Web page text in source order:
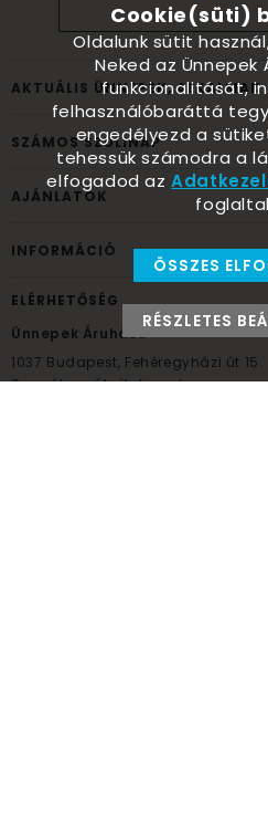
AKTUÁLIS ÜNNEPEK, ALKALMAK
SZÁMOS SZÜLINAP
AJÁNLATOK
INFORMÁCIÓ
ELÉRHETŐSÉG
Ünnepek Áruháza
1037 Budapest, Fehéregyházi út 15.
Személyes átvételi pont
Cookie(süti)
Oldalunk sütit
Neked az Ünnepek
funkcionalitását,
felhasználóbaráttá
engedélyezd a
tehessük számodra a
elfogadod az
ÖSSZES
RÉSZLETES